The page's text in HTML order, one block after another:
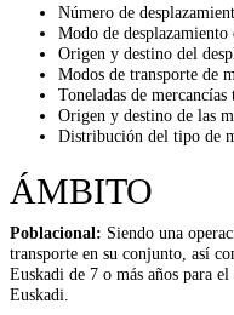
Número de
Modo de desplazamiento
Origen y destino del
Modos de transporte de
Toneladas de mercancías
Origen y destino de las
Distribución del tipo de
ÁMBITO
Poblacional: Siendo una
transporte en su conjunto, así
Euskadi de 7 o más años para
Euskadi.